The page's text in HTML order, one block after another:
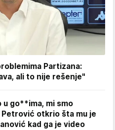
Partizana:
ali to nije rešenje"
u go**ima, mi smo
Petrović otkrio šta mu je
kad ga je video